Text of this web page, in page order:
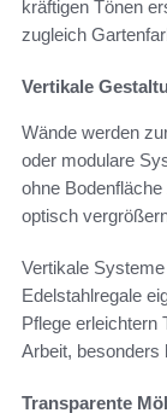
kräftigen Tönen
zugleich
Vertikale
Wände werden
oder modulare
ohne
optisch
Vertikale
Edelstahlregale
Pflege erleichtern
Arbeit, besonders
Transparente